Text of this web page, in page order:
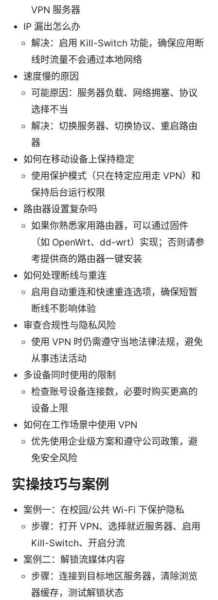
VPN 服务器
IP 漏出怎么办
解决：启用 Kill-Switch 功能，确保应用断
线时流量不会通过本地网络
速度慢的原因
可能原因：服务器负载、网络拥塞、协议
选择不当
解决：切换服务器、切换协议、重启路由
器
如何在移动设备上保持稳定
使用保护模式（只在特定应用走 VPN）和
保持后台运行权限
路由器设置复杂吗
如果你熟悉家用路由器，可以通过固件
（如 OpenWrt、dd-wrt）实现；否则请参
考提供商的路由器一键安装
如何处理断线与重连
启用自动重连和快速重连选项，确保短暂
断线不影响体验
审查合规性与隐私风险
使用 VPN 时仍需遵守当地法律法规，避免
从事违法活动
多设备同时使用的限制
检查账号设备连接数，必要时购买更高的
设备上限
如何在工作场景中使用 VPN
优先使用企业级方案和遵守公司政策，避
免安全风险
实操技巧与案例
案例一：在校园/公共 Wi-Fi 下保护隐私
步骤：打开 VPN、选择就近服务器、启用
Kill-Switch、开启分流
案例二：解锁流媒体内容
步骤：连接到目标地区服务器，清除浏览
器缓存，测试解锁状态